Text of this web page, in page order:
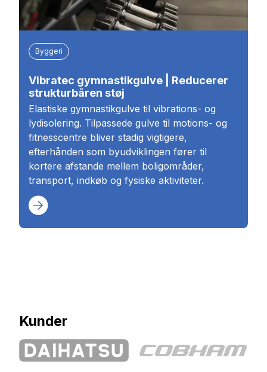
Byggeri
Vibratec gymnastikgulve | Reducerer
strukturbåren støj
Elastiske gymnastikgulve til vibrations- og
lydisolering. Tilpassede gulve til motions- og
fitnesscentre bliver stadig vigtigere,
efterhånden som byudviklingen fører til
kortere afstande mellem boligområder,
transport, indkøb og fysiske aktiviteter.
Kunder